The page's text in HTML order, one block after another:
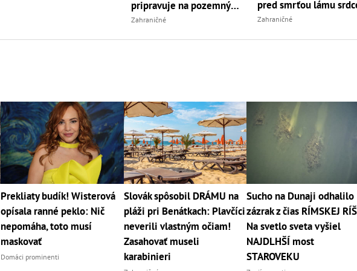
pripravuje na pozemný
útok
Zahraničné
pred smrťou lámu
Zahraničné
Prekliaty budík! Wisterová
opísala ranné peklo: Nič
nepomáha, toto musí
maskovať
Domáci prominenti
Slovák spôsobil DRÁMU na
pláži pri Benátkach: Plavčíci
neverili vlastným očiam!
Zasahovať museli
karabinieri
Sucho na Dunaji odhalilo
zázrak z čias RÍMSKEJ
Na svetlo sveta vyšiel
NAJDLHŠÍ most
STAROVEKU